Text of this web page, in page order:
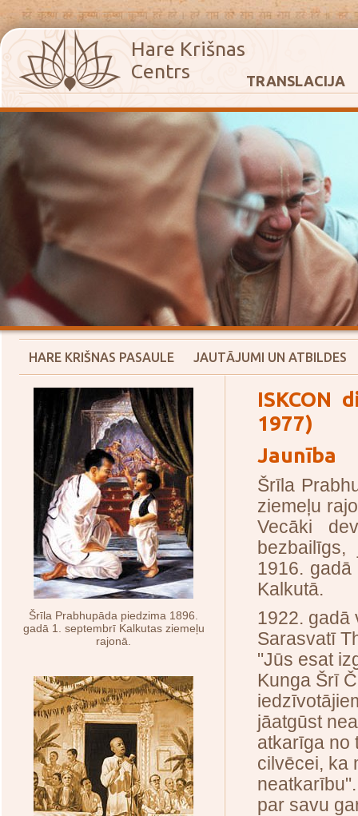
Hare Krišnas
Centrs
TRANSLACIJA
HARE KRIŠNAS PASAULE JAUTĀJUMI UN ATBILDES
ISKCON
1977)
Jaunība
Šrīla
ziemeļu
Vecāki
1916.
Kalkutā.
1922. gadā
Sarasvatī
"Jūs esat
Kunga Šrī
jāatgūst
atkarīga no
cilvēcei, ka
par savu
Šrīla Prabhupāda piedzima 1896.
gadā 1. septembrī Kalkutas ziemeļu
rajonā.